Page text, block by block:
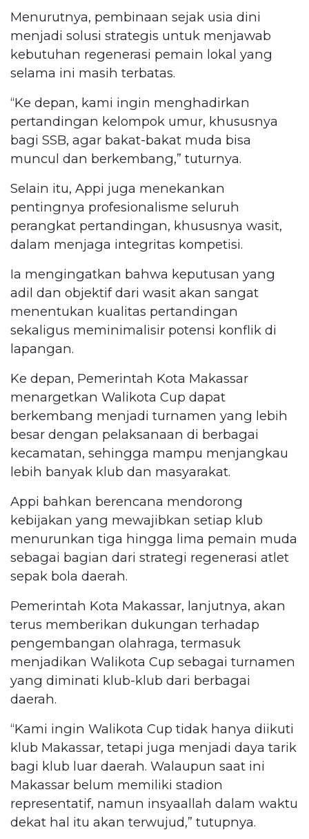
Menurutnya, pembinaan sejak usia dini
menjadi solusi strategis untuk menjawab
kebutuhan regenerasi pemain lokal yang
selama ini masih terbatas.
“Ke depan, kami ingin menghadirkan
pertandingan kelompok umur, khususnya
bagi SSB, agar bakat-bakat muda bisa
muncul dan berkembang,” tuturnya.
Selain itu, Appi juga menekankan
pentingnya profesionalisme seluruh
perangkat pertandingan, khususnya wasit,
dalam menjaga integritas kompetisi.
Ia mengingatkan bahwa keputusan yang
adil dan objektif dari wasit akan sangat
menentukan kualitas pertandingan
sekaligus meminimalisir potensi konflik di
lapangan.
Ke depan, Pemerintah Kota Makassar
menargetkan Walikota Cup dapat
berkembang menjadi turnamen yang lebih
besar dengan pelaksanaan di berbagai
kecamatan, sehingga mampu menjangkau
lebih banyak klub dan masyarakat.
Appi bahkan berencana mendorong
kebijakan yang mewajibkan setiap klub
menurunkan tiga hingga lima pemain muda
sebagai bagian dari strategi regenerasi atlet
sepak bola daerah.
Pemerintah Kota Makassar, lanjutnya, akan
terus memberikan dukungan terhadap
pengembangan olahraga, termasuk
menjadikan Walikota Cup sebagai turnamen
yang diminati klub-klub dari berbagai
daerah.
“Kami ingin Walikota Cup tidak hanya diikuti
klub Makassar, tetapi juga menjadi daya tarik
bagi klub luar daerah. Walaupun saat ini
Makassar belum memiliki stadion
representatif, namun insyaallah dalam waktu
dekat hal itu akan terwujud,” tutupnya.